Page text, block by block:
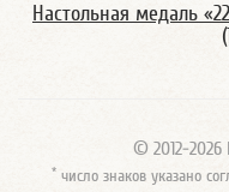
Настольная медаль
© 2012-2026
* число знаков указано